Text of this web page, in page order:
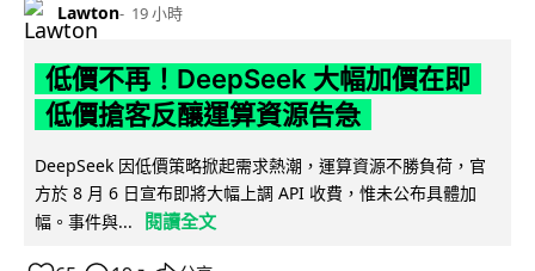
Lawton 19 小時
低價不再！DeepSeek 大幅加價在即
低價搶客反釀運算資源告急
DeepSeek 因低價策略掀起需求熱潮，運算資源不勝負荷，官
方於 8 月 6 日宣布即將大幅上調 API 收費，惟未公布具體加
幅。事件與...
閱讀全文